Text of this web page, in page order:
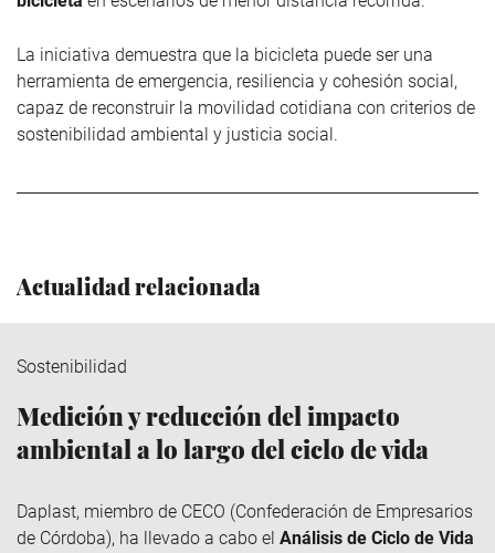
La iniciativa demuestra que la bicicleta puede ser una
herramienta de emergencia, resiliencia y cohesión social,
capaz de reconstruir la movilidad cotidiana con criterios de
sostenibilidad ambiental y justicia social.
Actualidad relacionada
Sostenibilidad
Medición y reducción del impacto
ambiental a lo largo del ciclo de vida
Daplast, miembro de CECO (Confederación de Empresarios
de Córdoba), ha llevado a cabo el Análisis de Ciclo de Vida